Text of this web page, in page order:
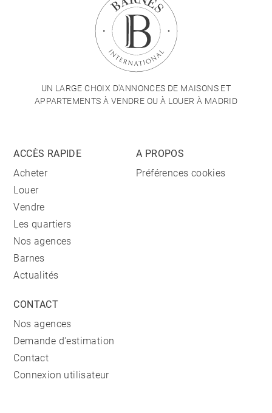
UN LARGE CHOIX D'ANNONCES DE MAISONS ET
APPARTEMENTS À VENDRE OU À LOUER À MADRID
ACCÈS RAPIDE
Acheter
Louer
Vendre
Les quartiers
Nos agences
Barnes
Actualités
A PROPOS
Préférences cookies
CONTACT
Nos agences
Demande d'estimation
Contact
Connexion utilisateur